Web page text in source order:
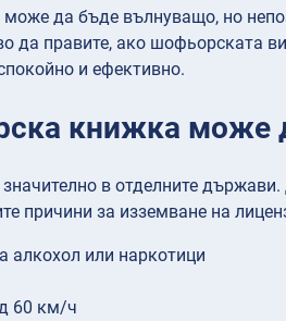
да бъде вълнуващо, но
да правите, ако шофьорската
и ефективно.
книжка може
в отделните
причини за изземване на
алкохол или наркотици
60 км/ч